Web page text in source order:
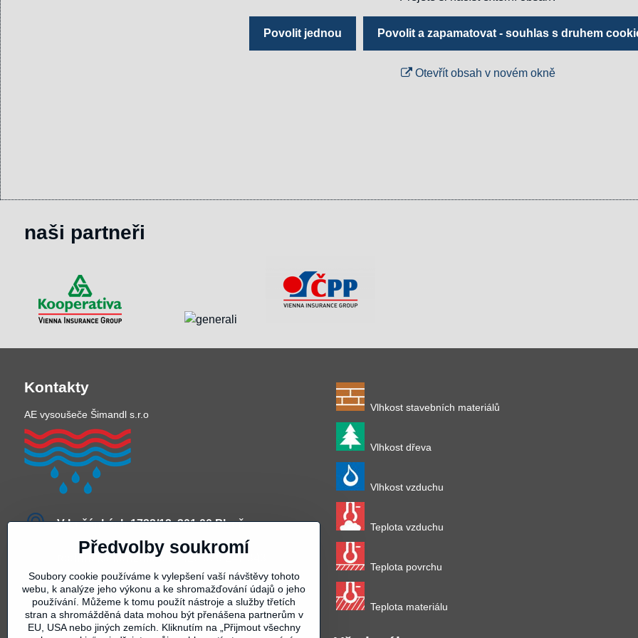
Povolit jednou Povolit a zapamatovat - souhlas s druhem
Otevřít obsah v novém okně
naši partneři
Kontakty
AE vysoušeče Šimandl s.r.o
V Lužánkách 1722/12, 301 00 Plzeň
technická konzultace +420 605 247 343
půjčovna +420 605 247 345
vysousece​@seznam​.cz
Vlhkost stavebních materiálů
Vlhkost dřeva
Vlhkost vzduchu
Teplota vzduchu
Teplota povrchu
Teplota materiálu
Předvolby soukromí
Soubory cookie používáme k vylepšení vaší návštěvy tohoto
webu, k analýze jeho výkonu a ke shromažďování údajů o jeho
používání. Můžeme k tomu použít nástroje a služby třetích
stran a shromážděná data mohou být přenášena partnerům v
EU, USA nebo jiných zemích. Kliknutím na „Přijmout všechny